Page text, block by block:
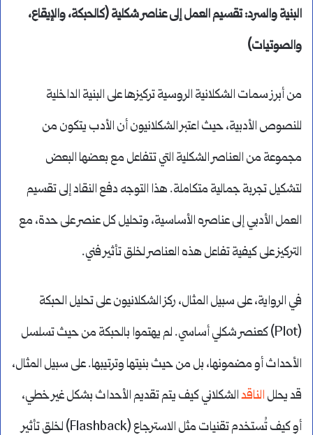
البنية والسرد: تقسيم العمل إلى عناصر شكلية (كالحبكة، والإيقاع،
والصوتيات)
من أبرز سمات الشكلانية الروسية تركيزها على البنية الداخلية
للنصوص الأدبية، حيث اعتبر الشكلانيون أن الأدب يتكون من
مجموعة من العناصر الشكلية التي تتفاعل مع بعضها البعض
لتشكيل تجربة جمالية متكاملة. هذا التوجه دفع النقاد إلى تقسيم
العمل الأدبي إلى عناصره الأساسية، وتحليل كل عنصر على حدة، مع
التركيز على كيفية تفاعل هذه العناصر لخلق تأثير فني.
في الرواية، على سبيل المثال، ركز الشكلانيون على تحليل الحبكة
(Plot) كعنصر شكلي أساسي. لم يهتموا بالحبكة من حيث تسلسل
الأحداث أو مضمونها، بل من حيث بنيتها وترتيبها. على سبيل المثال،
قد يحلل الناقدالشكلاني كيف يتم تقديم الأحداث بشكل غير خطي،
أو كيف تُستخدم تقنيات مثل الاسترجاع (Flashback) لخلق تأثير